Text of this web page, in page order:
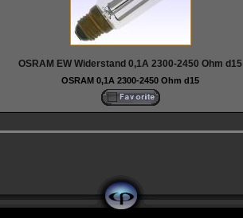
OSRAM EW Widerstand 0,1A 2300-2450 Ohm d15
OSRAM 0,1A 2300-2450 Ohm d15